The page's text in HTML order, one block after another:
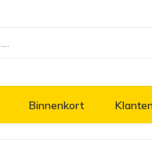
Binnenkort